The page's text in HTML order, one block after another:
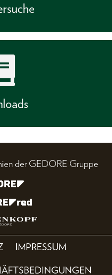
der GEDORE Gruppe
IMPRESSUM